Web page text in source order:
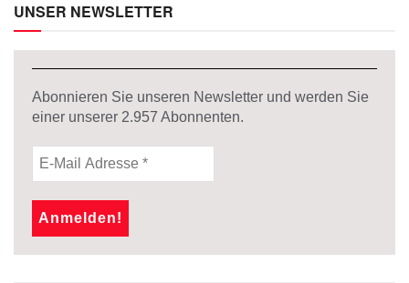
UNSER NEWSLETTER
Abonnieren Sie unseren Newsletter und werden Sie
einer unserer 2.957 Abonnenten.